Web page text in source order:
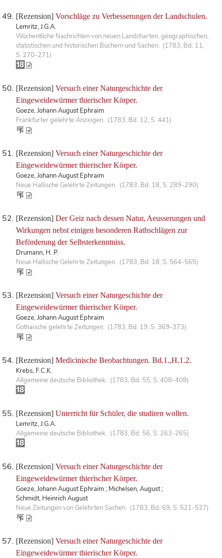
[Rezension] Vorschläge zu Verbesserungen der Landschulen.
Lemritz, J.G.A.
Wöchentliche Nachrichten von neuen Landcharten, geographischen,
statistischen und historischen Büchern und Sachen. (1783, Bd. 11,
S. 270-271)
[Rezension] Versuch einer Naturgeschichte der
Eingeweidewürmer thierischer Körper.
Goeze, Johann August Ephraim
Frankfurter gelehrte Anzeigen. (1783, Bd. 12, S. 441)
[Rezension] Versuch einer Naturgeschichte der
Eingeweidewürmer thierischer Körper.
Goeze, Johann August Ephraim
Neue Hallische Gelehrte Zeitungen. (1783, Bd. 18, S. 289-290)
[Rezension] Der Geiz nach dessen Natur, Aeusserungen und
Wirkungen nebst einigen besonderen Rathschlägen zur
Beförderung der Selbsterkenntniss.
Drumann, H. P.
Neue Hallische Gelehrte Zeitungen. (1783, Bd. 18, S. 564-565)
[Rezension] Versuch einer Naturgeschichte der
Eingeweidewürmer thierischer Körper.
Goeze, Johann August Ephraim
Gothaische gelehrte Zeitungen. (1783, Bd. 19, S. 369-373)
[Rezension] Medicinische Beobachtungen. Bd.1.,H.1.2.
Krebs, F.C.K.
Allgemeine deutsche Bibliothek. (1783, Bd. 55, S. 408-409)
[Rezension] Unterricht für Schüler, die studiren wollen.
Lemritz, J.G.A.
Allgemeine deutsche Bibliothek. (1783, Bd. 56, S. 263-265)
[Rezension] Versuch einer Naturgeschichte der
Eingeweidewürmer thierischer Körper.
Goeze, Johann August Ephraim ; Michelsen, August ;
Schmidt, Heinrich August
Neue Zeitungen von Gelehrten Sachen. (1783, Bd. 69, S. 521-527)
[Rezension] Versuch einer Naturgeschichte der
Eingeweidewürmer thierischer Körper.